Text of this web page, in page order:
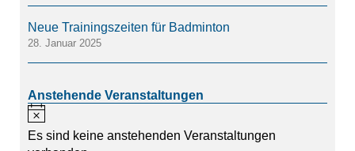
Neue Trainingszeiten für Badminton
28. Januar 2025
Anstehende Veranstaltungen
Es sind keine anstehenden Veranstaltungen